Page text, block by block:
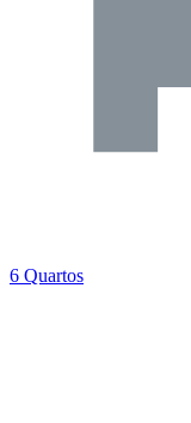
6 Quartos